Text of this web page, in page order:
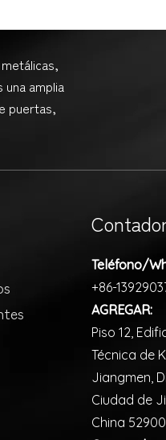
amplia
puertas,
Teléfono/
+86-
AGREGAR:
Piso 12,
Técnica de
Jiangmen,
Ciudad de
China